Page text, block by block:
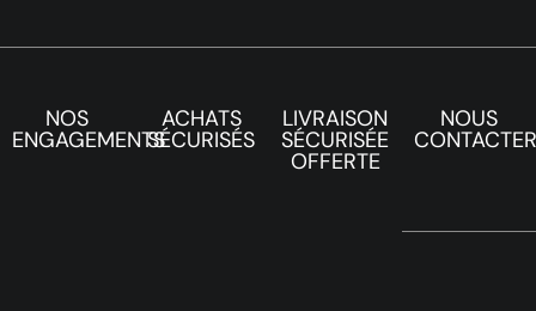
NOS
ENGAGEMENTS
ACHATS
SÉCURISÉS
LIVRAISON
SÉCURISÉE
OFFERTE
NOUS
CONTACTER